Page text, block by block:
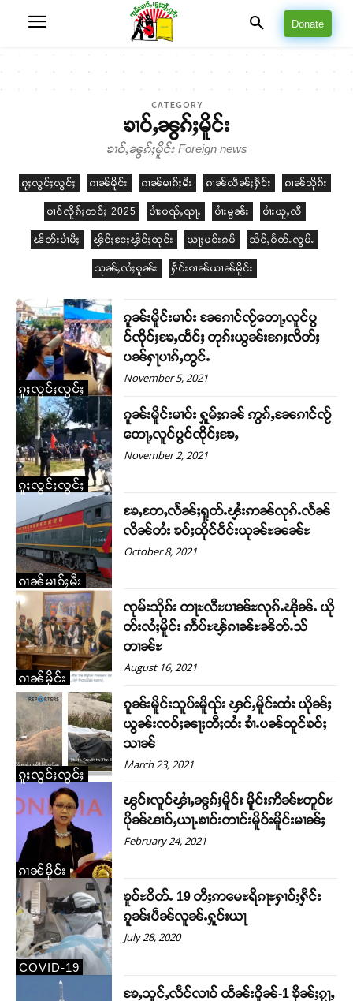
Donate
CATEGORY
ၶၢဝ်ႇၼွၵ်ႈမိူင်း
ၶၢဝ်ႇၼွၵ်ႈမိူင်း Foreign news
ၵူႈလွင်ႈလွင်ႈ ၵၢၼ်မိူင်း ၵၢၼ်မၢၵ်ႈမီး ၵၢၼ်လဵၼ်ႈႁႅင်း ၵၢၼ်သိုၵ်း
ပၢင်လိူၵ်ႈတင်ႈ 2025 ပၢႆးပၺ်ႇၺႃႇ ပၢႆးမွၼ်း ပၢႆးယူႇလီ
ၽိတ်းမၢႆမီႈ ၾိင်ႈငႄႈၾိင်ႈထုင်း ယႃႈမဝ်းၵမ် သိင်ႇဝႅတ်ႉလွမ်ႉ
သုၼ်ႇလႆႈၵူၼ်း ႁႅင်းၵၢၼ်ယၢၼ်မိူင်း
ၵူႈလွင်ႈလွင်ႈ
ၵူၼ်းမိူင်းမၢဝ်း ၼႄၵၢင်ၸႂ်တေႃႇလူင်ပွ
င်ၸိုင်ႈၶႄႇထႅင်ႈ တုၵ်းယွၼ်းၵႄႈလိတ်ႈ
ပၼ်ႁႃပၢၵ်ႇတွင်ႉ
November 5, 2021
ၵူႈလွင်ႈလွင်ႈ
ၵူၼ်းမိူင်းမၢဝ်း ႁူမ်ႈၵၼ် ဢွၵ်ႇၼႄၵၢင်ၸႂ်
တေႃႇလူင်ပွင်ၸိုင်ႈၶႄႇ
November 2, 2021
ၵၢၼ်မၢၵ်ႈမီး
ၶႄႇတႄႇလႅၼ်ႈရူတ်ႉၾႆးဢၼ်လုၵ်ႉလႅၼ်
လိၼ်တႆး ၶဝ်ႈထိုင်ဝဵင်းယုၼ်ႊၼၼ်ႊ
October 8, 2021
ၵၢၼ်မိူင်း
ၸုမ်းသိုၵ်း တႃႊလီႊပၢၼ်ႊလုၵ်ႉၽိုၼ်ႉ ယို
တ်းလႆႈမိူင်း ဢႅပ်ႊၾ်ၵၢၼ်ႊၼိတ်ႉသ်
တၢၼ်ႊ
August 16, 2021
ၵူႈလွင်ႈလွင်ႈ
ၵူၼ်းမိူင်းသူပ်းမိူၺ်း ၾင်ႇမိူင်းထႆး ယိုၼ်ႈ
ယွၼ်းၸဝ်ႈၼႃႈတီႈထႆး ၶၢႆႉပၼ်ထူင်ၶဝ်ႈ
သၢၼ်
March 23, 2021
ၵၢၼ်မိူင်း
ၽွင်းလူင်ၾၢႆႇၼွၵ်ႈမိူင်း မိူင်းဢိၼ်ႊတူဝ်ႊ
ပိုၼ်ၽၢဝ်ႇယႃႉၶၢဝ်းတၢင်းမိူဝ်းမိူင်းမၢၼ်ႈ
February 24, 2021
COVID-19
ၶူဝ်ႊဝိတ်ႉ 19 တီႈဢမေႊရိၵႃႊႁၢဝ်ႈႁႅင်း
ၵူၼ်းပဵၼ်လူၼ်ႉႁူင်းယႃ
July 28, 2020
ၶႄႇသူင်ႇလႅင်လၢဝ် ထဵၼ်းဝိူၼ်-1 ၶိုၼ်ႈၵႂႃႇ